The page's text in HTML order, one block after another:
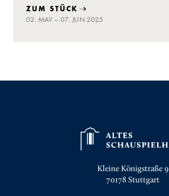
ZUM STÜCK
02. MAY – 07. JUN 2025
Kleine Königstraße 9
70178Stuttgart